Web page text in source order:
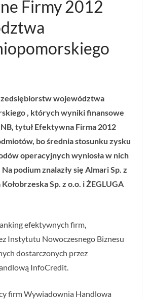
Firmy 2012
województwa
, których wyniki finansowe
tytuł Efektywna Firma 2012
bo średnia stosunku zysku
operacyjnych wyniosła w nich
podium znalazły się Almari Sp. z
Sp. z o.o. i ŻEGLUGA
efektywnych firm,
Instytutu Nowoczesnego Biznesu
dostarczonych przez
InfoCredit.
firm Wywiadownia Handlowa